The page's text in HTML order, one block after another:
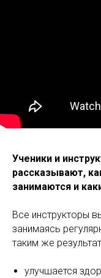
Ученики и
рассказывают,
занимаются и
Все инструкторы
занимаясь
таким же
улучшается